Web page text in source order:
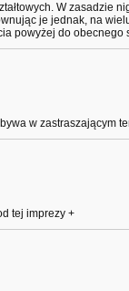
W zasadzie
je jednak, na
powyżej do obecnego
w zastraszającym
tej imprezy +